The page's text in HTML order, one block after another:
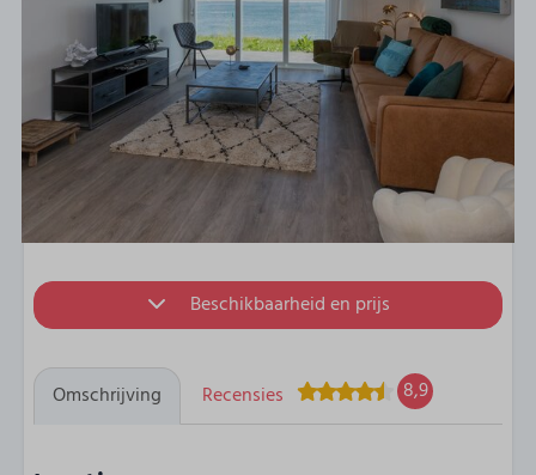
Beschikbaarheid en prijs
Omschrijving Recensies 8,9